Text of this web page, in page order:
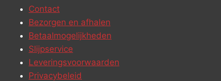
Contact
Bezorgen en afhalen
Betaalmogelijkheden
Slijpservice
Leveringsvoorwaarden
Privacybeleid